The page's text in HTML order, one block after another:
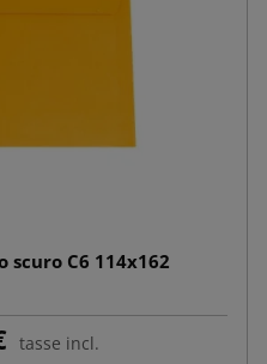
scuro C6 114x162
tasse incl.